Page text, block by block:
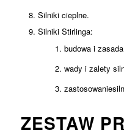
Silniki cieplne.
Silniki Stirlinga:
budowa i
wady i zalety
ZESTAW